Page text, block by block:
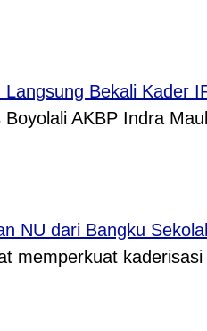
Langsung Bekali Kader
AKBP Indra
NU dari Bangku
memperkuat